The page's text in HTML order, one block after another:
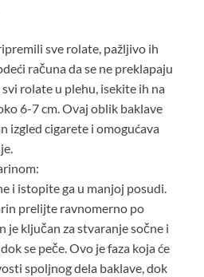
sve rolate, pažljivo ih
računa da se ne preklapaju
svi rolate u plehu, isekite ih na
6-7 cm. Ovaj oblik baklave
izgled cigarete i omogućava
i istopite ga u manjoj posudi.
prelijte ravnomerno po
je ključan za stvaranje sočne i
se peče. Ovo je faza koja će
spoljnog dela baklave, dok